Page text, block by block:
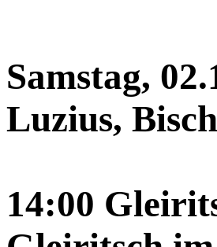
Samstag,
Luzius,
14:00